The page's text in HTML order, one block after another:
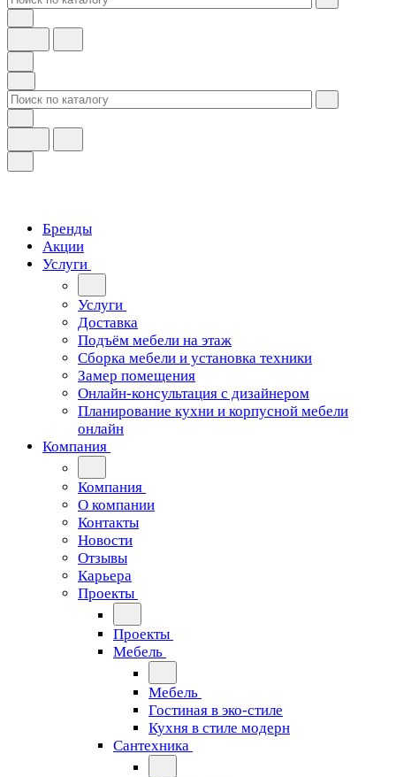
Бренды
Акции
Услуги
Услуги
Доставка
Подъём мебели на этаж
Сборка мебели и установка техники
Замер помещения
Онлайн-консультация с дизайнером
Планирование кухни и корпусной мебели
онлайн
Компания
Компания
О компании
Контакты
Новости
Отзывы
Карьера
Проекты
Проекты
Мебель
Мебель
Гостиная в эко-стиле
Кухня в стиле модерн
Сантехника